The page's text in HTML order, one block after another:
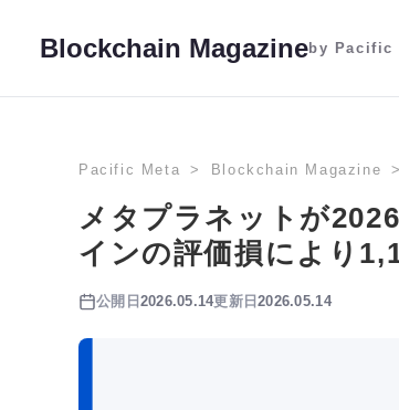
Blockchain Magazineby Pacific
Pacific Meta Blockchain Magazine
メタプラネットが
インの評価損により
公開日 2026.05.14更新日2026.05.14